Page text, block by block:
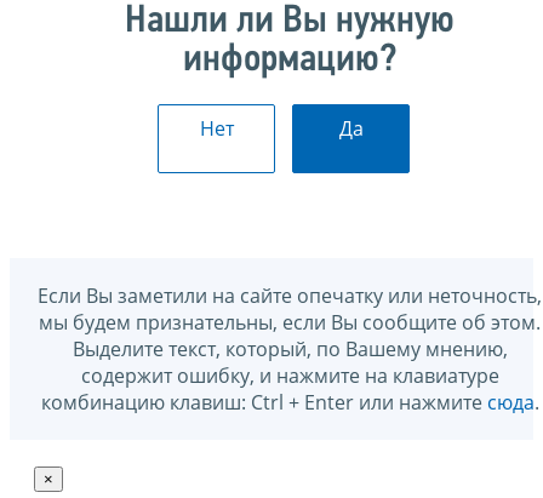
Нашли ли Вы нужную
информацию?
Нет Да
Если Вы заметили на сайте опечатку или неточность,
мы будем признательны, если Вы сообщите об этом.
Выделите текст, который, по Вашему мнению,
содержит ошибку, и нажмите на клавиатуре
комбинацию клавиш: Ctrl + Enter или нажмите сюда.
×